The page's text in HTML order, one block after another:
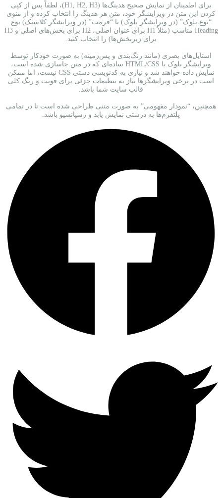
برای اطمینان از نمایش صحیح هدینگ‌ها (H1, H2, H3)، لطفاً پس از کپی
کردن این متن در ویرایشگر خود، متن هر هدینگ را انتخاب کرده و از منوی
“نوع بلوک” (در ویرایشگر بلوک) یا “فرمت” (در ویرایشگر کلاسیک) نوع
Heading مناسب (مثلاً H1 برای عنوان اصلی، H2 برای بخش‌های اصلی و H3
برای زیربخش‌ها) را انتخاب کنید.
استایل‌های بصری (مانند رنگ‌بندی و پس‌زمینه) به صورت خودکار توسط
ویرایشگر بلوک با HTML/CSS ساده‌ای که در متن جاسازی شده است،
نمایش داده خواهند شد و نیازی به کدنویسی دستی CSS نیست، اما ممکن
است در برخی ویرایشگرها نیاز به تنظیمات جزئی برای فونت و رنگ کلی
قالب سایت شما باشد.
همچنین، “نمودار مفهومی” به صورت متنی طراحی شده است تا در تمامی
پلتفرم‌ها به درستی نمایش یابد و رسپانسیو باشد.